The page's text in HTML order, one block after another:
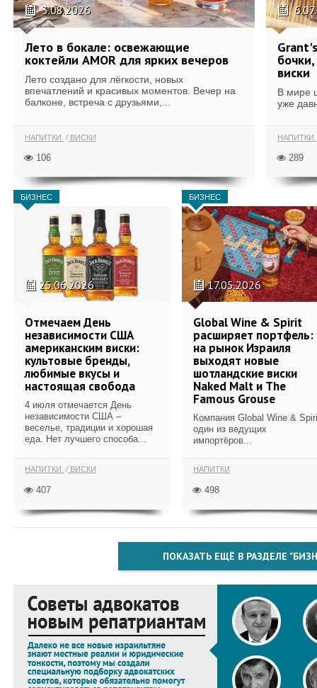
3.08.2026
Лето в бокале: освежающие
коктейли AMOR для ярких вечеров
Лето создано для лёгкости, новых
впечатлений и красивых моментов. Вечер на
балконе, встреча с друзьями,...
НАПИТКИ ВИСКИ
106
виски
В мире
уже
НАПИТКИ
289
БИЗНЕС
25.06.2026
Отмечаем День
независимости США
американским виски:
культовые бренды,
любимые вкусы и
настоящая свобода
4 июля отмечается День
независимости США –
веселье, традиции и хорошая
еда. Нет лучшего способа...
НАПИТКИ ВИСКИ
407
БИЗНЕС
17.05.2026
Global Wine & Spirit
расширяет портфель:
на рынок Израиля
выходят новые
шотландские виски
Naked Malt и The
Famous Grouse
Компания Global Wine &
один из ведущих
импортёров...
НАПИТКИ
498
ПОКАЗАТЬ ЕЩЁ В РАЗДЕЛЕ